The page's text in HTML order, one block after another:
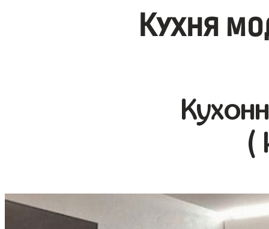
Кухня
(